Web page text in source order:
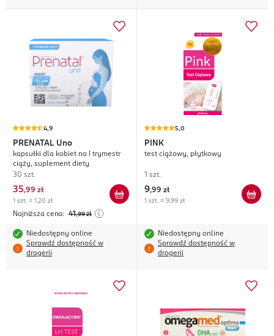
4,9
PRENATAL Uno
kapsułki dla kobiet na I trymestr
ciąży, suplement diety
30 szt.
35,99 zł
1 szt. = 1,20 zł
Najniższa cena: 41,99 zł
Niedostępny online
Sprawdź dostępność w
drogerii
5,0
PINK
test ciążowy, płytkowy
1 szt.
9,99 zł
1 szt. = 9,99 zł
Niedostępny online
Sprawdź dostępność w
drogerii